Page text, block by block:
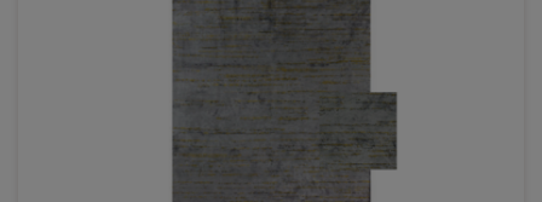
DO KOSZYKA